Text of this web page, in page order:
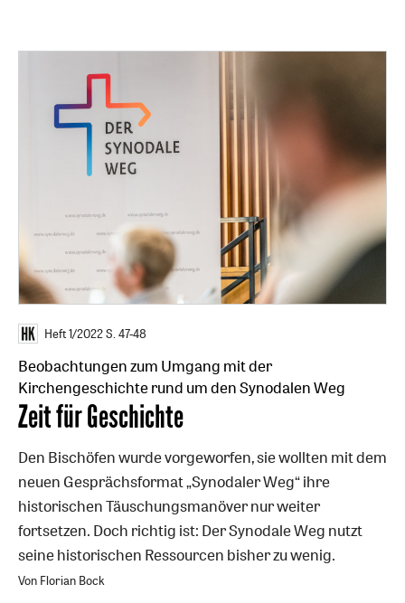
Heft 1/2022S. 47-48
Beobachtungen zum Umgang mit der
Kirchengeschichte rund um den Synodalen Weg
:
Zeit für Geschichte
Den Bischöfen wurde vorgeworfen, sie wollten mit dem
neuen Gesprächsformat „Synodaler Weg“ ihre
historischen Täuschungsmanöver nur weiter
fortsetzen. Doch richtig ist: Der Synodale Weg nutzt
seine historischen Ressourcen bisher zu wenig.
Von Florian Bock